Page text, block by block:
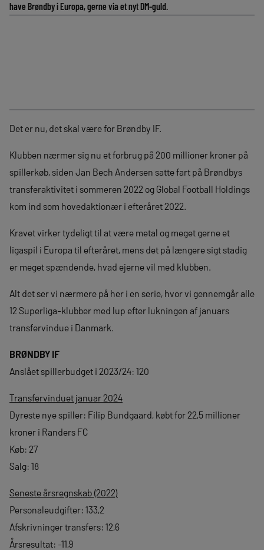
have Brøndby i Europa, gerne via et nyt DM-guld.
Det er nu, det skal være for Brøndby IF.
Klubben nærmer sig nu et forbrug på 200 millioner kroner på
spillerkøb, siden Jan Bech Andersen satte fart på Brøndbys
transferaktivitet i sommeren 2022 og Global Football Holdings
kom ind som hovedaktionær i efteråret 2022.
Kravet virker tydeligt til at være metal og meget gerne et
ligaspil i Europa til efteråret, mens det på længere sigt stadig
er meget spændende, hvad ejerne vil med klubben.
Alt det ser vi nærmere på her i en serie, hvor vi gennemgår alle
12 Superliga-klubber med lup efter lukningen af januars
transfervindue i Danmark.
BRØNDBY IF
Anslået spillerbudget i 2023/24: 120
Transfervinduet januar 2024
Dyreste nye spiller: Filip Bundgaard, købt for 22,5 millioner
kroner i Randers FC
Køb: 27
Salg: 18
Seneste årsregnskab (2022)
Personaleudgifter: 133,2
Afskrivninger transfers: 12,6
Årsresultat: -11,9